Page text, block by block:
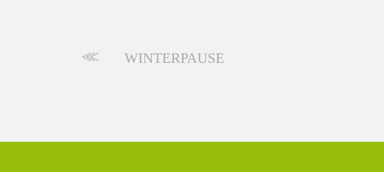
WINTERPAUSE